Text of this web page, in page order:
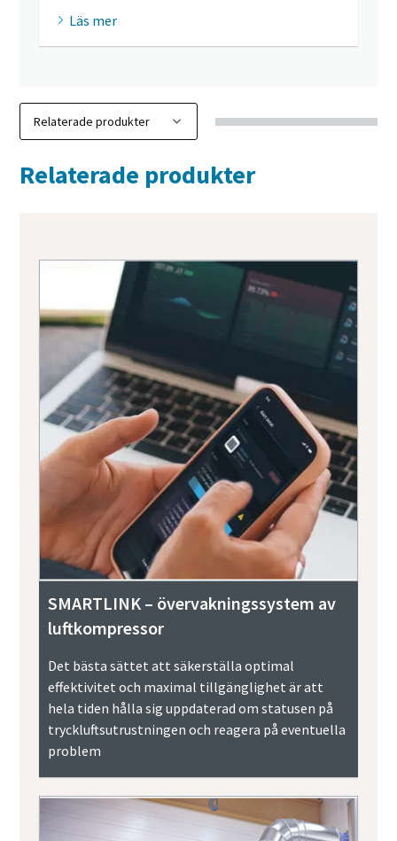
Läs mer
Relaterade produkter
SMARTLINK – övervakningssystem av
luftkompressor
Det bästa sättet att säkerställa optimal
effektivitet och maximal tillgänglighet är att
hela tiden hålla sig uppdaterad om statusen på
tryckluftsutrustningen och reagera på eventuella
problem